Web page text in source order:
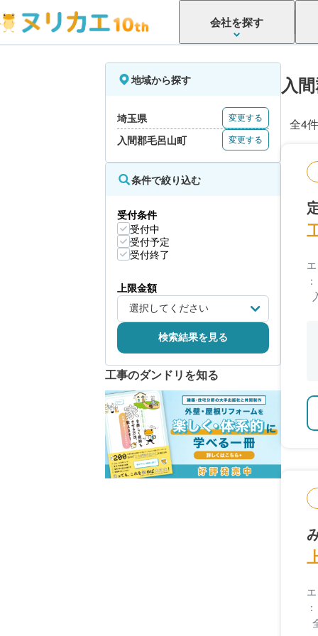
会社を探す
地域から探す
埼玉県 変更する
入間郡毛呂山町 変更する
条件で絞り込む
受付条件
受付中
受付予定
受付終了
上限金額
検索結果を見る
工事のダンドリを知る
入
全4件
：
：